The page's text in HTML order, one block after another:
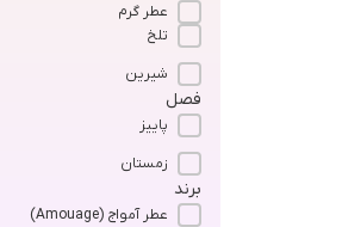
عطر گرم
تلخ
شیرین
فصل
پاییز
زمستان
برند
عطر آمواج (Amouage)